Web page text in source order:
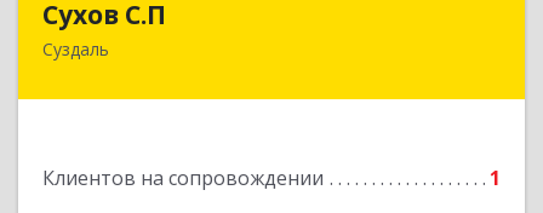
Сухов С.П
Суздаль
Клиентов на сопровождении 1